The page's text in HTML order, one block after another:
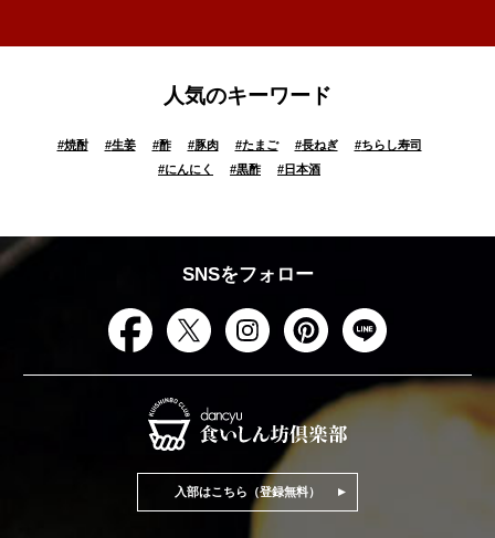
人気のキーワード
#焼酎 #生姜 #酢 #豚肉 #たまご #長ねぎ #ちらし寿司
#にんにく #黒酢 #日本酒
SNSをフォロー
入部はこちら（登録無料）